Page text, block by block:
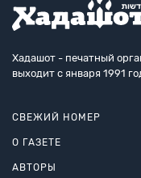
Хадашот - печатный
выходит с января 1991
СВЕЖИЙ НОМЕР
О ГАЗЕТЕ
АВТОРЫ